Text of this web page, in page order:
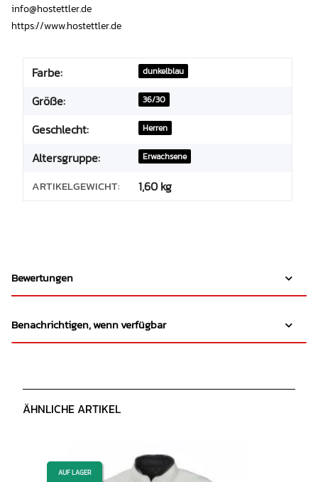
info@hostettler.de
https://www.hostettler.de
Farbe: dunkelblau
Größe: 36/30
Geschlecht: Herren
Altersgruppe: Erwachsene
ARTIKELGEWICHT: 1,60 kg
Bewertungen
Benachrichtigen, wenn verfügbar
ÄHNLICHE ARTIKEL
AUF LAGER